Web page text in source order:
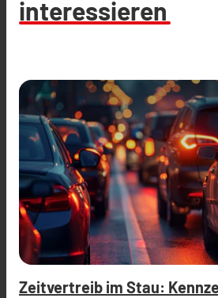
interessieren
Zeitvertreib im Stau: